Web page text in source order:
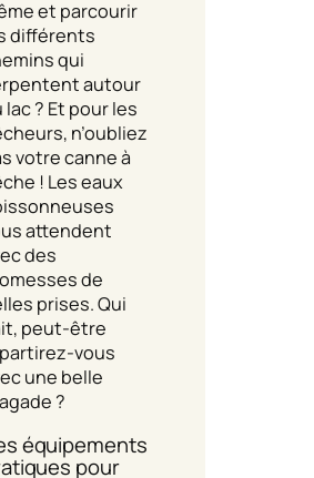
et parcourir
différents
qui
autour
lac ? Et pour les
n’oubliez
votre canne à
! Les eaux
attendent
des
de
prises. Qui
peut-être
vous
une belle
?
équipements
pour